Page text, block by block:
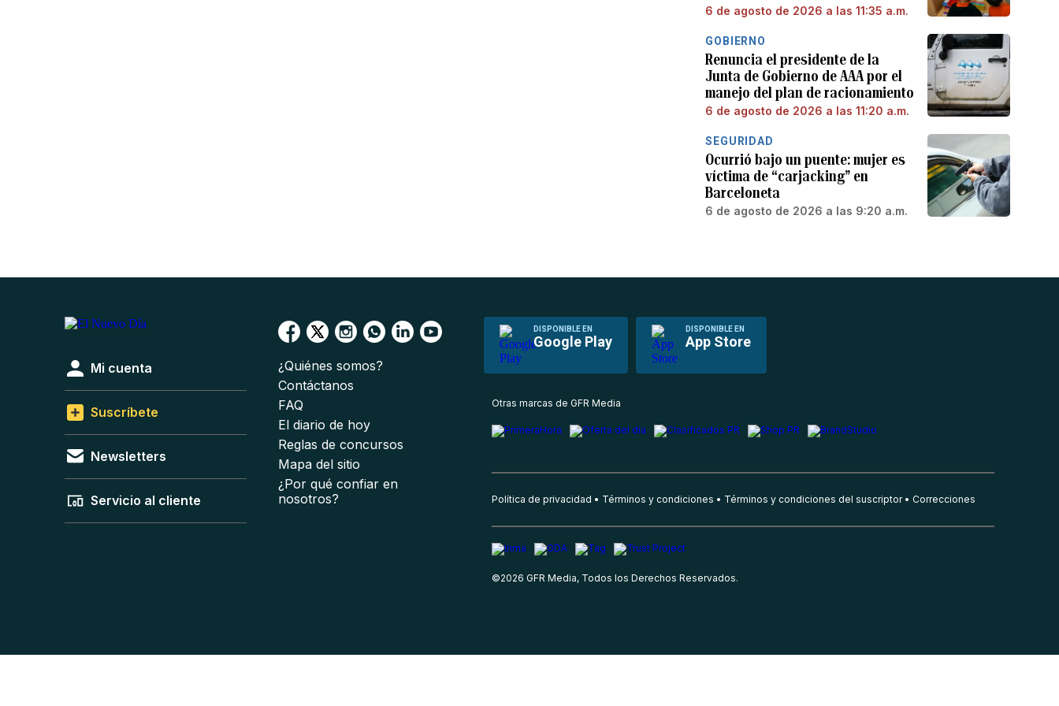
6 de agosto de 2026 a las 11:35 a.m.
GOBIERNO
Renuncia el presidente de la
Junta de Gobierno de AAA por el
manejo del plan de racionamiento
6 de agosto de 2026 a las 11:20 a.m.
SEGURIDAD
Ocurrió bajo un puente: mujer es
víctima de “carjacking” en
Barceloneta
6 de agosto de 2026 a las 9:20 a.m.
DISPONIBLE EN
Google Play
DISPONIBLE EN
App Store
Mi cuenta
Suscríbete
Newsletters
Servicio al cliente
¿Quiénes somos?
Contáctanos
FAQ
El diario de hoy
Reglas de concursos
Mapa del sitio
¿Por qué confiar en
nosotros?
Otras marcas de GFR Media
Política de privacidad Términos y condiciones Términos y condiciones del suscriptor Correcciones
©2026 GFR Media, Todos los Derechos Reservados.